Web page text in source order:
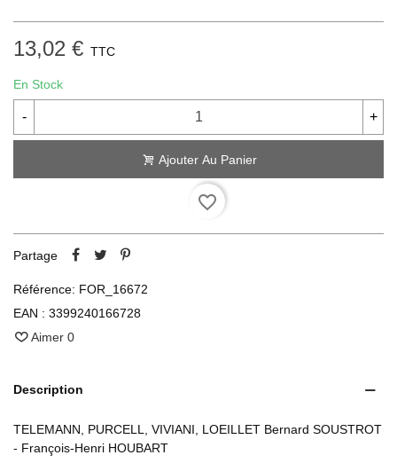
13,02 € TTC
En Stock
- +
Ajouter Au Panier
favorite_border
Partage
Référence: FOR_16672
EAN : 3399240166728
Aimer 0
Description
TELEMANN, PURCELL, VIVIANI, LOEILLET Bernard SOUSTROT
- François-Henri HOUBART